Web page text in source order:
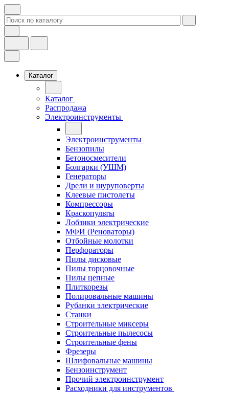
Каталог
Каталог
Распродажа
Электроинструменты
Электроинструменты
Бензопилы
Бетоносмесители
Болгарки (УШМ)
Генераторы
Дрели и шуруповерты
Клеевые пистолеты
Компрессоры
Краскопульты
Лобзики электрические
МФИ (Реноваторы)
Отбойные молотки
Перфораторы
Пилы дисковые
Пилы торцовочные
Пилы цепные
Плиткорезы
Полировальные машины
Рубанки электрические
Станки
Строительные миксеры
Строительные пылесосы
Строительные фены
Фрезеры
Шлифовальные машины
Бензоинструмент
Прочий электроинструмент
Расходники для инструментов